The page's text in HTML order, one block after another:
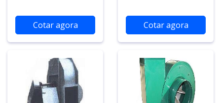
Cotar agora Cotar agora